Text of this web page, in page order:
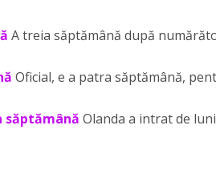
A treia săptămână după
Oficial, e a patra săptămână,
săptămână Olanda a intrat de